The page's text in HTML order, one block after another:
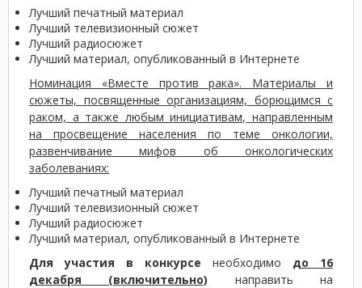
Лучший печатный материал
Лучший телевизионный сюжет
Лучший радиосюжет
Лучший материал, опубликованный в Интернете
Номинация «Вместе против рака». Материалы и
сюжеты, посвященные организациям, борющимся с
раком, а также любым инициативам, направленным
на просвещение населения по теме онкологии,
развенчивание мифов об онкологических
заболеваниях:
Лучший печатный материал
Лучший телевизионный сюжет
Лучший радиосюжет
Лучший материал, опубликованный в Интернете
Для участия в конкурсе необходимо до 16
декабря (включительно) направить на